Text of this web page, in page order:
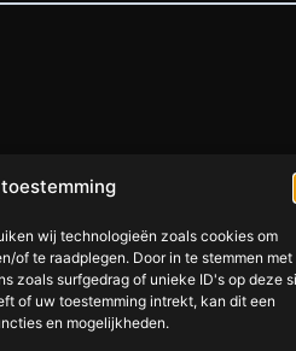
wij technologieën zoals cookies om
of te raadplegen. Door in te stemmen met
zoals surfgedrag of unieke ID's op deze
of uw toestemming intrekt, kan dit een
en mogelijkheden.